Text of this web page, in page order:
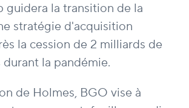
guidera la transition de la
stratégie d'acquisition
la cession de 2 milliards de
la pandémie.
de Holmes, BGO vise à